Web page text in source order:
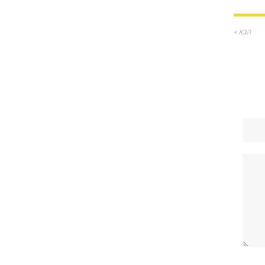
הבא »